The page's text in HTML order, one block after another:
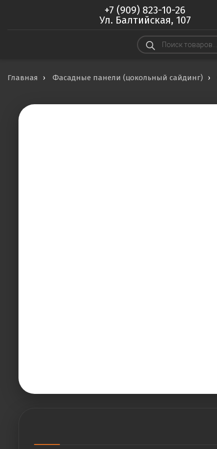
+7 (909) 823-10-26
Ул. Балтийская, 107
Поиск
товаров
Главная Фасадные панели (цокольный сайдинг)